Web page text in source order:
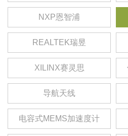
NXP恩智浦
REALTEK瑞昱
XILINX赛灵思
导航天线
电容式MEMS加速度计